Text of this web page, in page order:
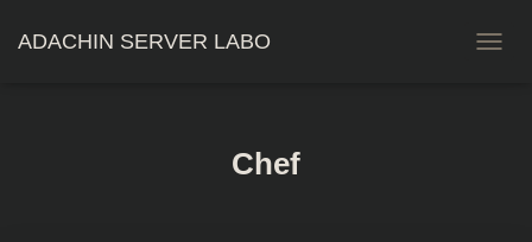
ADACHIN SERVER LABO
Chef